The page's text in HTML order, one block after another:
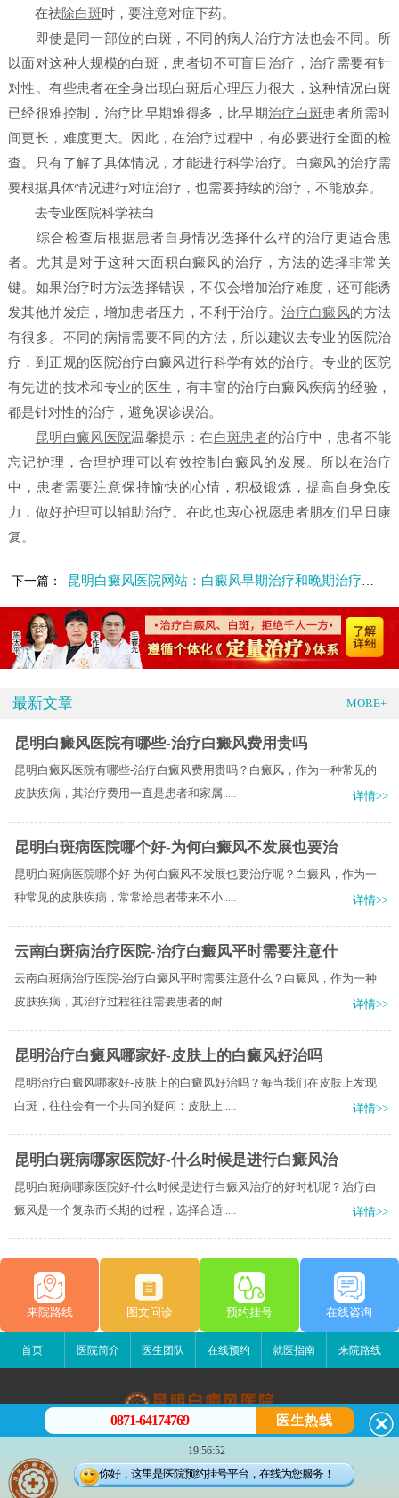
在祛除白斑时，要注意对症下药。
即使是同一部位的白斑，不同的病人治疗方法也会不同。所
以面对这种大规模的白斑，患者切不可盲目治疗，治疗需要有针
对性。有些患者在全身出现白斑后心理压力很大，这种情况白斑
已经很难控制，治疗比早期难得多，比早期治疗白斑患者所需时
间更长，难度更大。因此，在治疗过程中，有必要进行全面的检
查。只有了解了具体情况，才能进行科学治疗。白癜风的治疗需
要根据具体情况进行对症治疗，也需要持续的治疗，不能放弃。
去专业医院科学祛白
综合检查后根据患者自身情况选择什么样的治疗更适合患
者。尤其是对于这种大面积白癜风的治疗，方法的选择非常关
键。如果治疗时方法选择错误，不仅会增加治疗难度，还可能诱
发其他并发症，增加患者压力，不利于治疗。治疗白癜风的方法
有很多。不同的病情需要不同的方法，所以建议去专业的医院治
疗，到正规的医院治疗白癜风进行科学有效的治疗。专业的医院
有先进的技术和专业的医生，有丰富的治疗白癜风疾病的经验，
都是针对性的治疗，避免误诊误治。
昆明白癜风医院温馨提示：在白斑患者的治疗中，患者不能
忘记护理，合理护理可以有效控制白癜风的发展。所以在治疗
中，患者需要注意保持愉快的心情，积极锻炼，提高自身免疫
力，做好护理可以辅助治疗。在此也衷心祝愿患者朋友们早日康
复。
下一篇： 昆明白癜风医院网站：白癜风早期治疗和晚期治疗有什么区别
最新文章 MORE+
昆明白癜风医院有哪些-治疗白癜风费用贵吗
昆明白癜风医院有哪些-治疗白癜风费用贵吗？白癜风，作为一种常见的
皮肤疾病，其治疗费用一直是患者和家属.....
详情>>
昆明白斑病医院哪个好-为何白癜风不发展也要治
昆明白斑病医院哪个好-为何白癜风不发展也要治疗呢？白癜风，作为一
种常见的皮肤疾病，常常给患者带来不小.....
详情>>
云南白斑病治疗医院-治疗白癜风平时需要注意什
云南白斑病治疗医院-治疗白癜风平时需要注意什么？白癜风，作为一种
皮肤疾病，其治疗过程往往需要患者的耐.....
详情>>
昆明治疗白癜风哪家好-皮肤上的白癜风好治吗
昆明治疗白癜风哪家好-皮肤上的白癜风好治吗？每当我们在皮肤上发现
白斑，往往会有一个共同的疑问：皮肤上.....
详情>>
昆明白斑病哪家医院好-什么时候是进行白癜风治
昆明白斑病哪家医院好-什么时候是进行白癜风治疗的好时机呢？治疗白
癜风是一个复杂而长期的过程，选择合适.....
详情>>
来院路线 图文问诊 预约挂号 在线咨询
首页 医院简介 医生团队 在线预约 就医指南 来院路线
昆明白癜风医院
昆明市五华区护国路2号
版权所有：昆明白癜风医院
0871-64174769 医生热线
19:56:52
你好，这里是医院预约挂号平台，在线为您服务！